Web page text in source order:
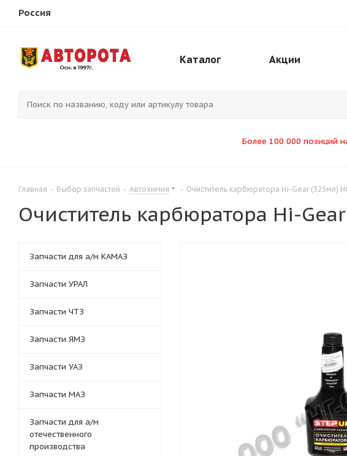
Россия
Каталог Акции
Более 100 000 позиций
Главная - Выбор запчастей - Автохимия - Очиститель карбюратора Hi-Gear (325мл)
Очиститель карбюратора Hi-
Запчасти для а/м КАМАЗ
Запчасти УРАЛ
Запчасти ЧТЗ
Запчасти ЯМЗ
Запчасти УАЗ
Запчасти МАЗ
Запчасти для а/м
отечественного
производства